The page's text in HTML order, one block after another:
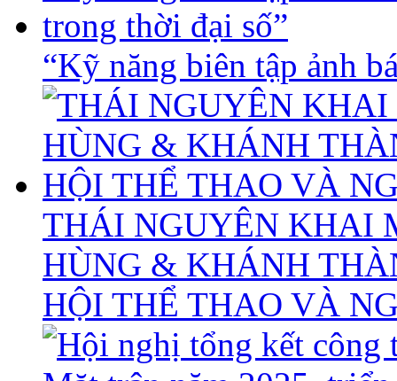
“Kỹ năng biên tập ảnh
THÁI NGUYÊN KHAI
HÙNG & KHÁNH
HỘI THỂ THAO VÀ